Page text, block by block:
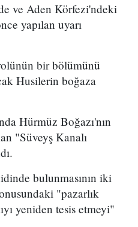
ve Aden Körfezi'ndeki
yapılan uyarı
bir bölümünü
Husilerin boğaza
Hürmüz Boğazı'nın
"Süveyş Kanalı
bulunmasının iki
"pazarlık
yeniden tesis etmeyi"